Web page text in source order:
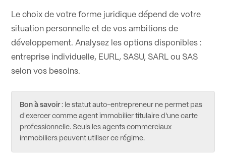
Le choix de votre forme juridique dépend de votre
situation personnelle et de vos ambitions de
développement. Analysez les options disponibles :
entreprise individuelle, EURL, SASU, SARL ou SAS
selon vos besoins.
Bon à savoir: le statut auto-entrepreneur ne permet pas
d'exercer comme agent immobilier titulaire d'une carte
professionnelle. Seuls les agents commerciaux
immobiliers peuvent utiliser ce régime.